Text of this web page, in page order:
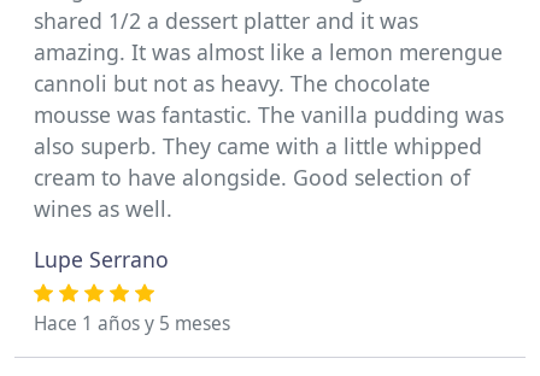
shared 1/2 a dessert platter and it was
amazing. It was almost like a lemon merengue
cannoli but not as heavy. The chocolate
mousse was fantastic. The vanilla pudding was
also superb. They came with a little whipped
cream to have alongside. Good selection of
wines as well.
Lupe Serrano
Hace 1 años y 5 meses